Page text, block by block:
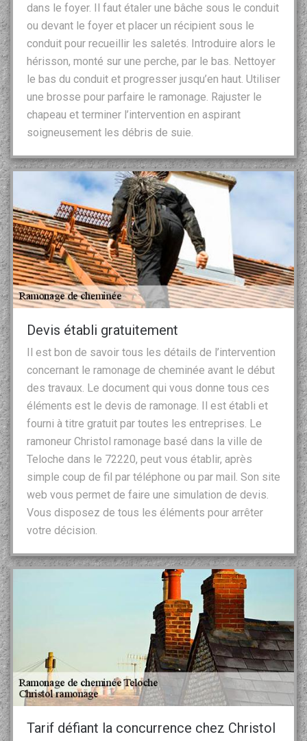
dans le foyer. Il faut étaler une bâche sous le conduit
ou devant le foyer et placer un récipient sous le
conduit pour recueillir les saletés. Introduire alors le
hérisson, monté sur une perche, par le bas. Nettoyer
le bas du conduit et progresser jusqu’en haut. Utiliser
une brosse pour parfaire le ramonage. Rajuster le
chapeau et terminer l’intervention en aspirant
soigneusement les débris de suie.
Devis établi gratuitement
Il est bon de savoir tous les détails de l’intervention
concernant le ramonage de cheminée avant le début
des travaux. Le document qui vous donne tous ces
éléments est le devis de ramonage. Il est établi et
fourni à titre gratuit par toutes les entreprises. Le
ramoneur Christol ramonage basé dans la ville de
Teloche dans le 72220, peut vous établir, après
simple coup de fil par téléphone ou par mail. Son site
web vous permet de faire une simulation de devis.
Vous disposez de tous les éléments pour arrêter
votre décision.
Tarif défiant la concurrence chez Christol